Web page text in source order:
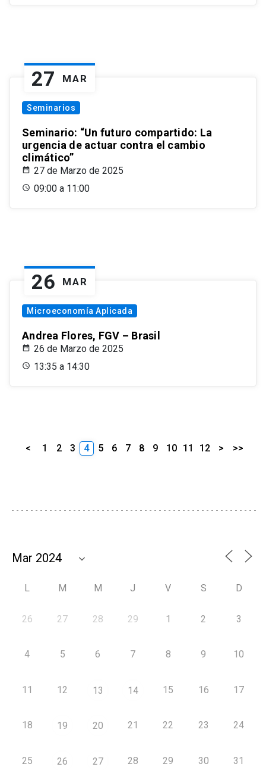
27 MAR
Seminarios
Seminario: “Un futuro compartido: La
urgencia de actuar contra el cambio
climático”
27 de Marzo de 2025
09:00 a 11:00
26 MAR
Microeconomía Aplicada
Andrea Flores, FGV – Brasil
26 de Marzo de 2025
13:35 a 14:30
< 1 2 3 4 5 6 7 8 9 10 11 12 > >>
L M M J V S D
26 27 28 29 1 2 3
4 5 6 7 8 9 10
11 12 13 14 15 16 17
18 19 20 21 22 23 24
25 26 27 28 29 30 31